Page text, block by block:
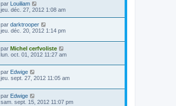
par Louiliam
jeu. déc. 27, 2012 1:08 am
par darktrooper
jeu. déc. 20, 2012 1:14 pm
par Michel cerfvoliste
lun. oct. 01, 2012 11:27 am
par Edwige
jeu. sept. 27, 2012 11:05 am
par Edwige
sam. sept. 15, 2012 11:07 pm